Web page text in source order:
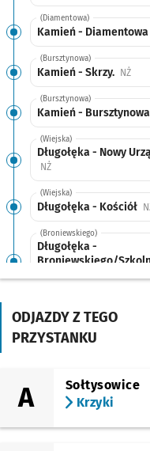
(Diamentowa)
Kamień - Diamentowa
(Bursztynowa)
Kamień - Skrzy. NŻ
(Bursztynowa)
Kamień - Bursztynowa
(Wiejska)
Długołęka - Nowy
NŻPrzystanek na życzenie
(Wiejska)
Długołęka - Kościół
(Broniewskiego)
Długołęka -
Broniewskiego/
Długołęka -
(Wrocławska)
(Wrocławska)
Mirków - Jagiellońska
ODJAZDY Z TEGO
PRZYSTANKU
A
Sołtysowice
Krzyki